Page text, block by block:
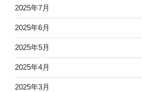
2025年7月
2025年6月
2025年5月
2025年4月
2025年3月